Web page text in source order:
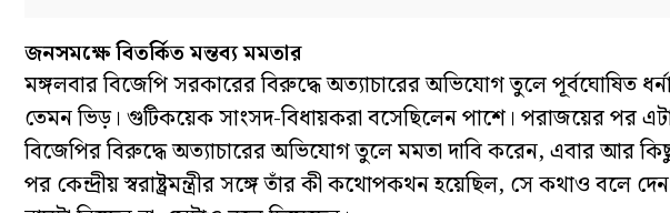
জনসমক্ষে বিতর্কিত মন্তব্য মমতার
মঙ্গলবার বিজেপি সরকারের বিরুদ্ধে অত্যাচারের অভিযোগ তুলে পূর্বঘোষিত
তেমন ভিড়। গুটিকয়েক সাংসদ-বিধায়করা বসেছিলেন পাশে। পরাজয়ের পর
বিজেপির বিরুদ্ধে অত্যাচারের অভিযোগ তুলে মমতা দাবি করেন, এবার আর
পর কেন্দ্রীয় স্বরাষ্ট্রমন্ত্রীর সঙ্গে তাঁর কী কথোপকথন হয়েছিল, সে কথাও বলে